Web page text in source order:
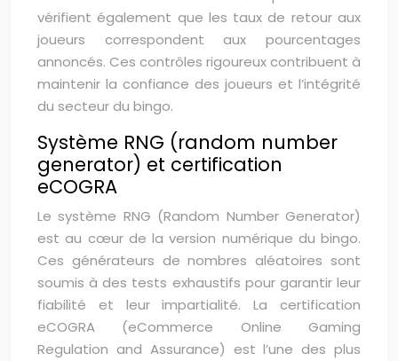
vérifient également que les taux de retour aux
joueurs correspondent aux pourcentages
annoncés. Ces contrôles rigoureux contribuent à
maintenir la confiance des joueurs et l’intégrité
du secteur du bingo.
Système RNG (random number
generator) et certification
eCOGRA
Le système RNG (Random Number Generator)
est au cœur de la version numérique du bingo.
Ces générateurs de nombres aléatoires sont
soumis à des tests exhaustifs pour garantir leur
fiabilité et leur impartialité. La certification
eCOGRA (eCommerce Online Gaming
Regulation and Assurance) est l’une des plus